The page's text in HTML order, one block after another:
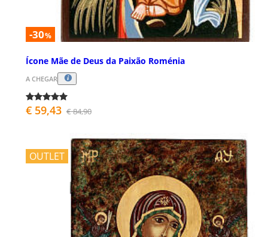
-30%
Ícone Mãe de Deus da Paixão Roménia
A CHEGAR
€ 59,43 € 84,90
OUTLET